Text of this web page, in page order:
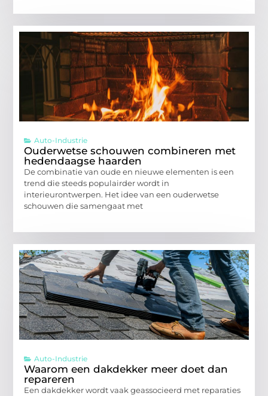
Auto-Industrie
Ouderwetse schouwen combineren met
hedendaagse haarden
De combinatie van oude en nieuwe elementen is een
trend die steeds populairder wordt in
interieurontwerpen. Het idee van een ouderwetse
schouwen die samengaat met
Auto-Industrie
Waarom een dakdekker meer doet dan
repareren
Een dakdekker wordt vaak geassocieerd met reparaties